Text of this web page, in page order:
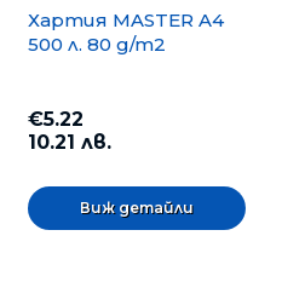
Хартия MASTER A4
500 л. 80 g/m2
€5.22
10.21 лв.
Виж детайли